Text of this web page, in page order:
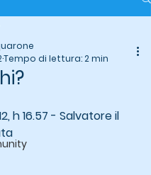
Tempo di lettura: 2 min
h 16.57 - Salvatore il